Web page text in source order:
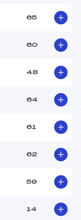
65
60
48
64
61
62
59
14